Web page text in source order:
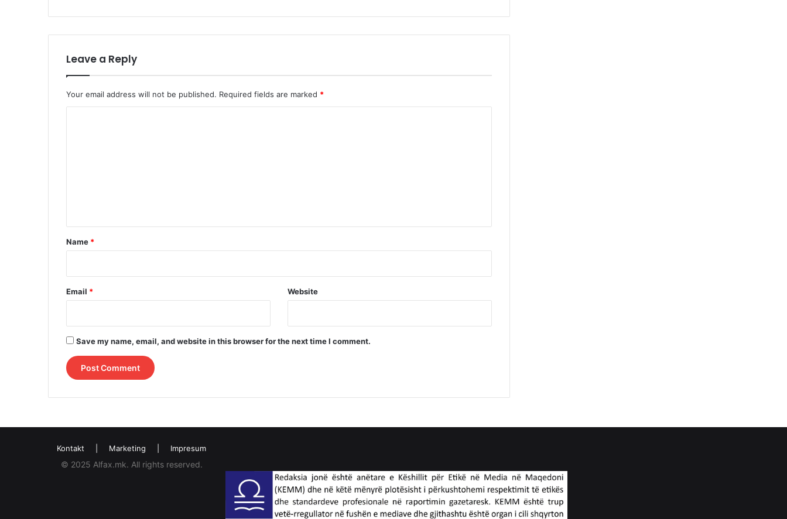
Leave a Reply
Your email address will not be published. Required fields are marked *
*
Name *
Email * Website
Save my name, email, and website in this browser for the next time I comment.
Kontakt Marketing Impresum
© 2025 Alfax.mk. All rights reserved.